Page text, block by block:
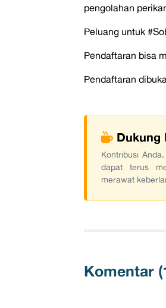
pengolahan
Peluang untuk
Pendaftaran bisa
Pendaftaran
Dukung
Kontribusi
dapat terus
merawat
Komentar (